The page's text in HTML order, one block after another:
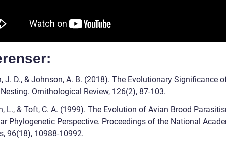
J. D., & Johnson, A. B. (2018). The Evolutionary Significance
Ornithological Review, 126(2), 87-103.
L., & Toft, C. A. (1999). The Evolution of Avian Brood
Phylogenetic Perspective. Proceedings of the National
96(18), 10988-10992.